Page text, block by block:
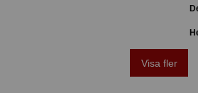
Visa fler